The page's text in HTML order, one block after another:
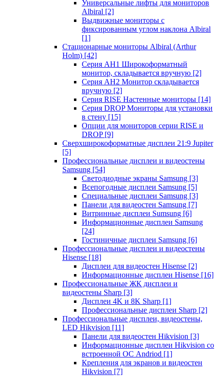
Универсальные лифты для мониторов
Albiral [2]
Выдвижные мониторы с
фиксированным углом наклона Albiral
[1]
Стационарные мониторы Albiral (Arthur
Holm) [42]
Серия AH1 Широкоформатный
монитор, складывается вручную [2]
Серия AH2 Монитор складывается
вручную [2]
Серия RISE Настенные мониторы [14]
Серия DROP Мониторы для установки
в стену [15]
Опции для мониторов серии RISE и
DROP [9]
Сверхширокоформатные дисплеи 21:9 Jupiter
[5]
Профессиональные дисплеи и видеостены
Samsung [54]
Светодиодные экраны Samsung [3]
Всепогодные дисплеи Samsung [5]
Специальные дисплеи Samsung [3]
Панели для видеостен Samsung [7]
Витринные дисплеи Sumsung [6]
Информационные дисплеи Samsung
[24]
Гостиничные дисплеи Samsung [6]
Профессиональные дисплеи и видеостены
Hisense [18]
Дисплеи для видеостен Hisense [2]
Информационные дисплеи Hisense [16]
Профессиональные ЖК дисплеи и
видеостены Sharp [3]
Дисплеи 4K и 8K Sharp [1]
Профессиональные дисплеи Sharp [2]
Профессиональные дисплеи, видеостены,
LED Hikvision [11]
Панели для видеостен Hikvision [3]
Информационные дисплеи Hikvision со
встроенной ОС Andriod [1]
Крепления для экранов и видеостен
Hikvision [7]